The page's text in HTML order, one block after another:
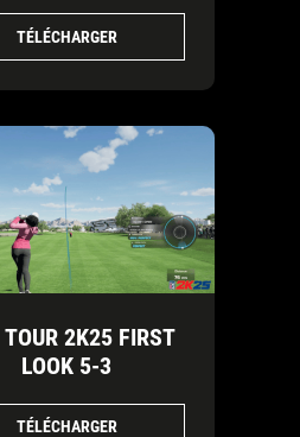
TÉLÉCHARGER
2K25 FIRST
LOOK 5-3
TÉLÉCHARGER